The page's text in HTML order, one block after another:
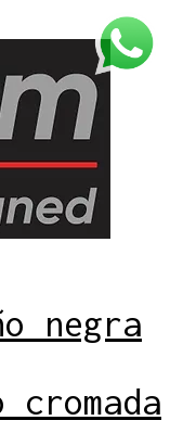
negra